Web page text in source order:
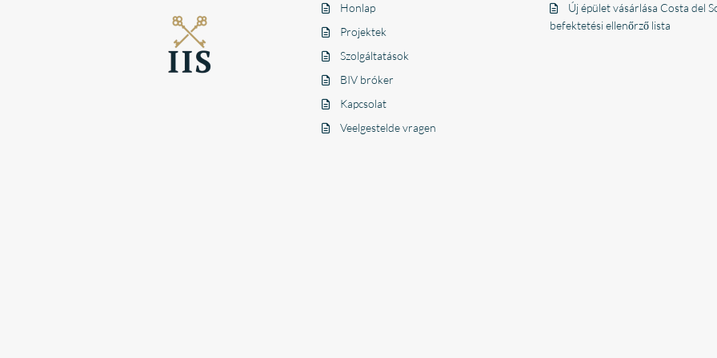
Honlap
Projektek
Szolgáltatások
BIV bróker
Kapcsolat
Veelgestelde vragen
Új épület vásárlása Costa del
befektetési ellenőrző lista